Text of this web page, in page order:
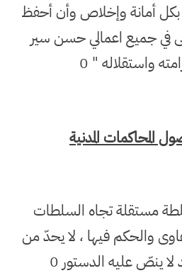
أمانة وإخلاص وأن أحفظ
في جميع اعمالي حسن سير
واستقلاله " 0
المحاكمات المدنية
سلطة مستقلة تجاه السلطات
والحكم فيها ، لا يحدّ من
ينصّ عليه الدستور 0